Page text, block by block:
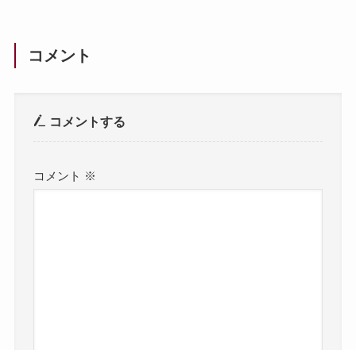
コメント
コメントする
コメント ※